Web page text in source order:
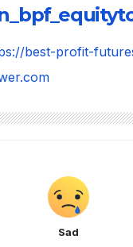
best-profit-
Sad